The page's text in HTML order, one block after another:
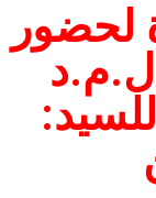
لحضور
ل.م.د